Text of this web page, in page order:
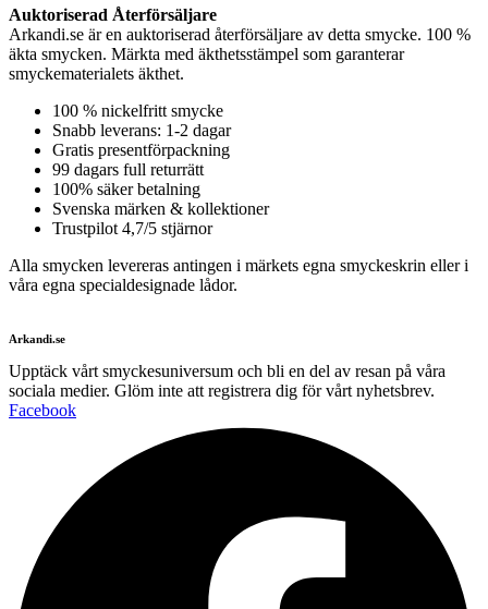
Auktoriserad Återförsäljare
Arkandi.se är en auktoriserad återförsäljare av detta smycke. 100 %
äkta smycken. Märkta med äkthetsstämpel som garanterar
smyckematerialets äkthet.
100 % nickelfritt smycke
Snabb leverans: 1-2 dagar
Gratis presentförpackning
99 dagars full returrätt
100% säker betalning
Svenska märken & kollektioner
Trustpilot 4,7/5 stjärnor
Alla smycken levereras antingen i märkets egna smyckeskrin eller i
våra egna specialdesignade lådor.
Arkandi.se
Upptäck vårt smyckesuniversum och bli en del av resan på våra
sociala medier. Glöm inte att registrera dig för vårt nyhetsbrev.
Facebook